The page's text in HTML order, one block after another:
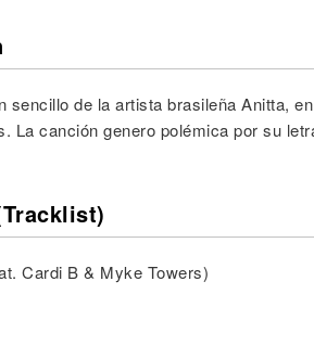
sencillo de la artista brasileña Anitta,
La canción genero polémica por su
Cardi B & Myke Towers)